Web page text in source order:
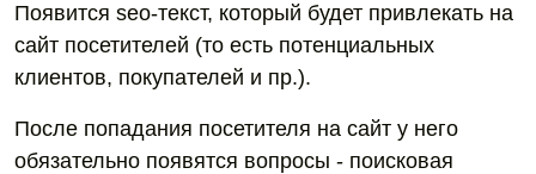
Появится seo-текст, который будет привлекать на
сайт посетителей (то есть потенциальных
клиентов, покупателей и пр.).
После попадания посетителя на сайт у него
обязательно появятся вопросы - поисковая